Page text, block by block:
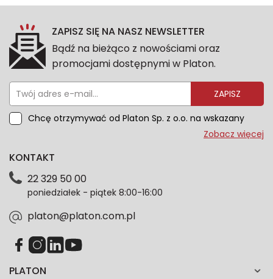
ZAPISZ SIĘ NA NASZ NEWSLETTER
Bądź na bieżąco z nowościami oraz
promocjami dostępnymi w Platon.
ZAPISZ
Chcę otrzymywać od Platon Sp. z o.o. na wskazany
przeze mnie adres e-mail informacje marketingowe
dotyczące danych osobowych znajdziesz w naszej
każdym czasie. Wycofanie zgody nie wpłynie na
zgodność z prawem przetwarzania dokonanego przed
Zobacz więcej
PLATON
KONTAKT
22 329 50 00
poniedziałek - piątek 8:00-16:00
platon@platon.com.pl